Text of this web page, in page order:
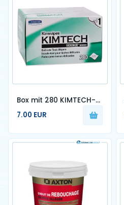
Box mit 280 KIMTECH-
Reinigungstüchern
7.00 EUR